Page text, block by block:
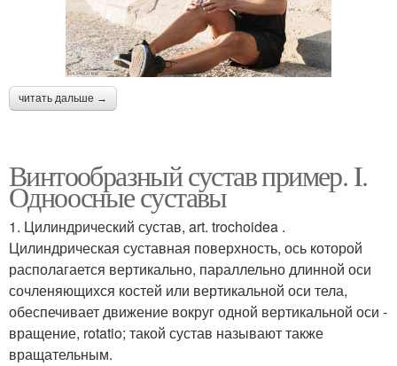
читать дальше →
Винтообразный сустав пример. I.
Одноосные суставы
1. Цилиндрический сустав, art. trochoidea .
Цилиндрическая суставная поверхность, ось которой
располагается вертикально, параллельно длинной оси
сочленяющихся костей или вертикальной оси тела,
обеспечивает движение вокруг одной вертикальной оси -
вращение, rotatio; такой сустав называют также
вращательным.